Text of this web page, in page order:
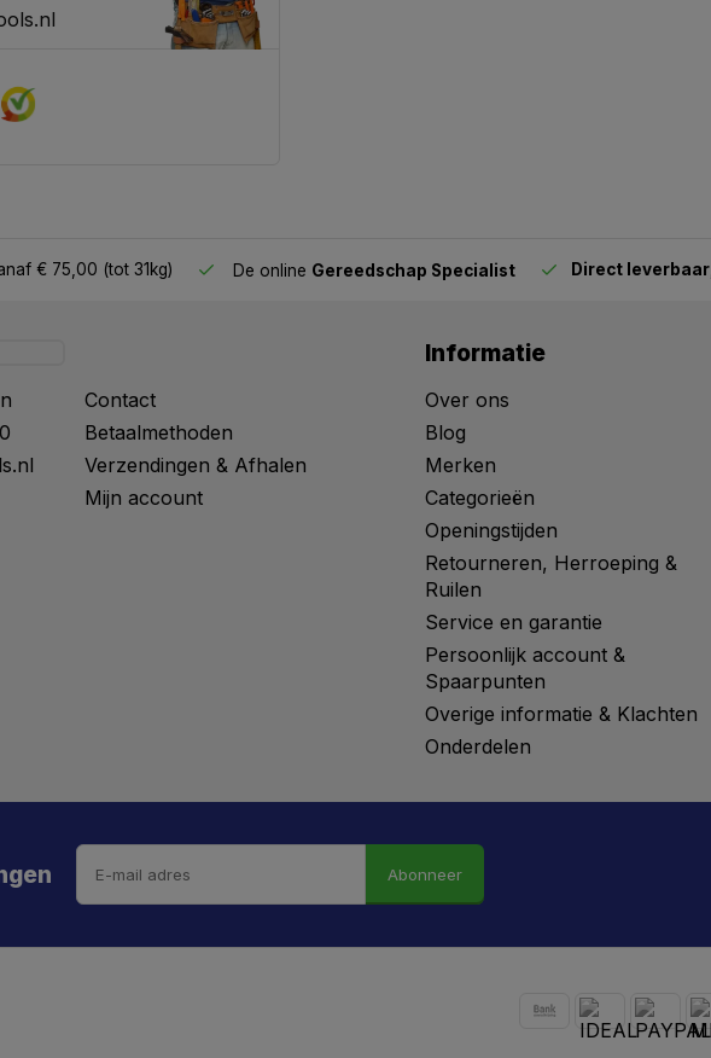
€ 75,00 (tot 31kg) De online Gereedschap Specialist Direct leverbaar
Contact
Betaalmethoden
Verzendingen & Afhalen
Mijn account
Informatie
Over ons
Blog
Merken
Categorieën
Openingstijden
Retourneren, Herroeping &
Ruilen
Service en garantie
Persoonlijk account &
Spaarpunten
Overige informatie & Klachten
Onderdelen
Abonneer
hebt de weg vrij gemaaid naar €5 korting!
kortingscode is onderweg naar je mailbox.